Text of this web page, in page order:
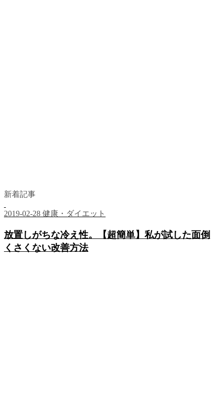
新着記事
2019-02-28 健康・ダイエット
放置しがちな冷え性。【超簡単】私が試した面倒
くさくない改善方法